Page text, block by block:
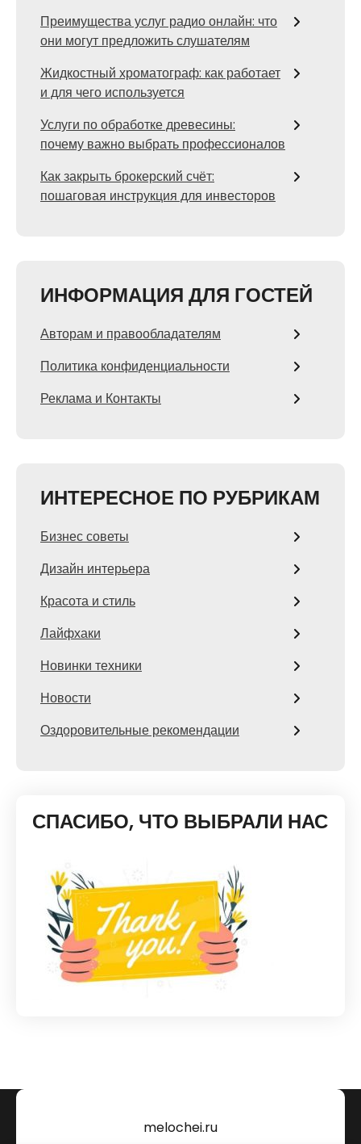
Преимущества услуг радио онлайн: что
они могут предложить слушателям
Жидкостный хроматограф: как работает
и для чего используется
Услуги по обработке древесины:
почему важно выбрать профессионалов
Как закрыть брокерский счёт:
пошаговая инструкция для инвесторов
ИНФОРМАЦИЯ ДЛЯ ГОСТЕЙ
Авторам и правообладателям
Политика конфиденциальности
Реклама и Контакты
ИНТЕРЕСНОЕ ПО РУБРИКАМ
Бизнес советы
Дизайн интерьера
Красота и стиль
Лайфхаки
Новинки техники
Новости
Оздоровительные рекомендации
СПАСИБО, ЧТО ВЫБРАЛИ НАС
melochei.ru